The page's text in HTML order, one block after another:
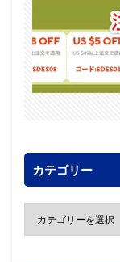
カテゴリー